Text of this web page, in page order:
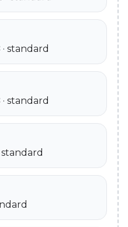
· standard
· standard
standard